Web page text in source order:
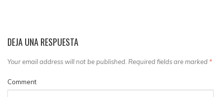
DEJA UNA RESPUESTA
Your email address will not be published. Required fields are marked *
Comment